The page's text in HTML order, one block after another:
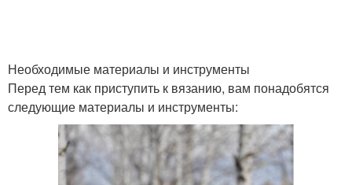
Необходимые материалы и инструменты
Перед тем как приступить к вязанию, вам понадобятся
следующие материалы и инструменты: